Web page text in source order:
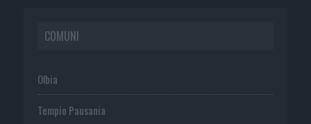
COMUNI
Olbia
Tempio Pausania